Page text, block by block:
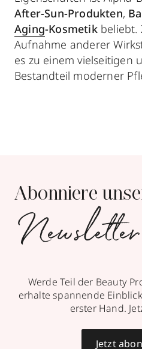
After-Sun-Produkten,
Aging-Kosmetikbeliebt.
Aufnahme anderer
es zu einem vielseitigen
Bestandteil moderner
Abonniere
Newsletter
Werde Teil der Beauty
erhalte spannende
erster Hand.
Jetzt